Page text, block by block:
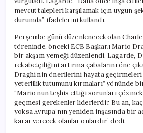
mevcut talepleri karşılamak için uygun
durumda” ifadelerini kullandı.
Perşembe günü düzenlenecek olan
töreninde, önceki ECB Başkanı Mario
bir akşam yemeği düzenlendi. Lagarde,
rekabetçiliğini artırma çabalarını öne
Draghi’nin önerilerini hayata geçirmeleri
yeterlilik tutumunu kırmaları” yönünde
“Mario’nun teşhis ettiği sorunları
geçmesi gerekenler liderlerdir. Bu an,
yoksa Avrupa’nın yeniden inşasında bir
karar verecek olanlar onlardır” dedi.